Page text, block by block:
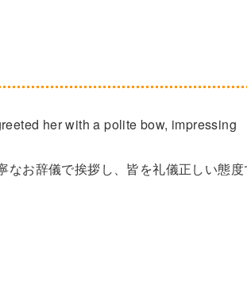
her with a polite bow, impressing
なお辞儀で挨拶し、皆を礼儀正しい態